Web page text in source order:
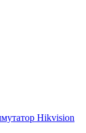
Hikvision